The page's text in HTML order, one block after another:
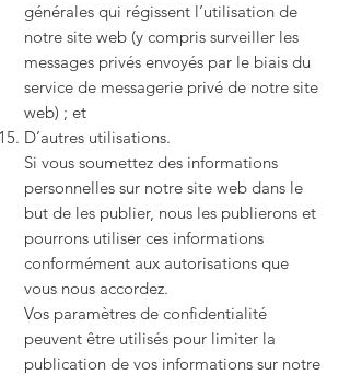
générales qui régissent l’utilisation de
notre site web (y compris surveiller les
messages privés envoyés par le biais du
service de messagerie privé de notre site
web) ; et
D’autres utilisations.
Si vous soumettez des informations
personnelles sur notre site web dans le
but de les publier, nous les publierons et
pourrons utiliser ces informations
conformément aux autorisations que
vous nous accordez.
Vos paramètres de confidentialité
peuvent être utilisés pour limiter la
publication de vos informations sur notre